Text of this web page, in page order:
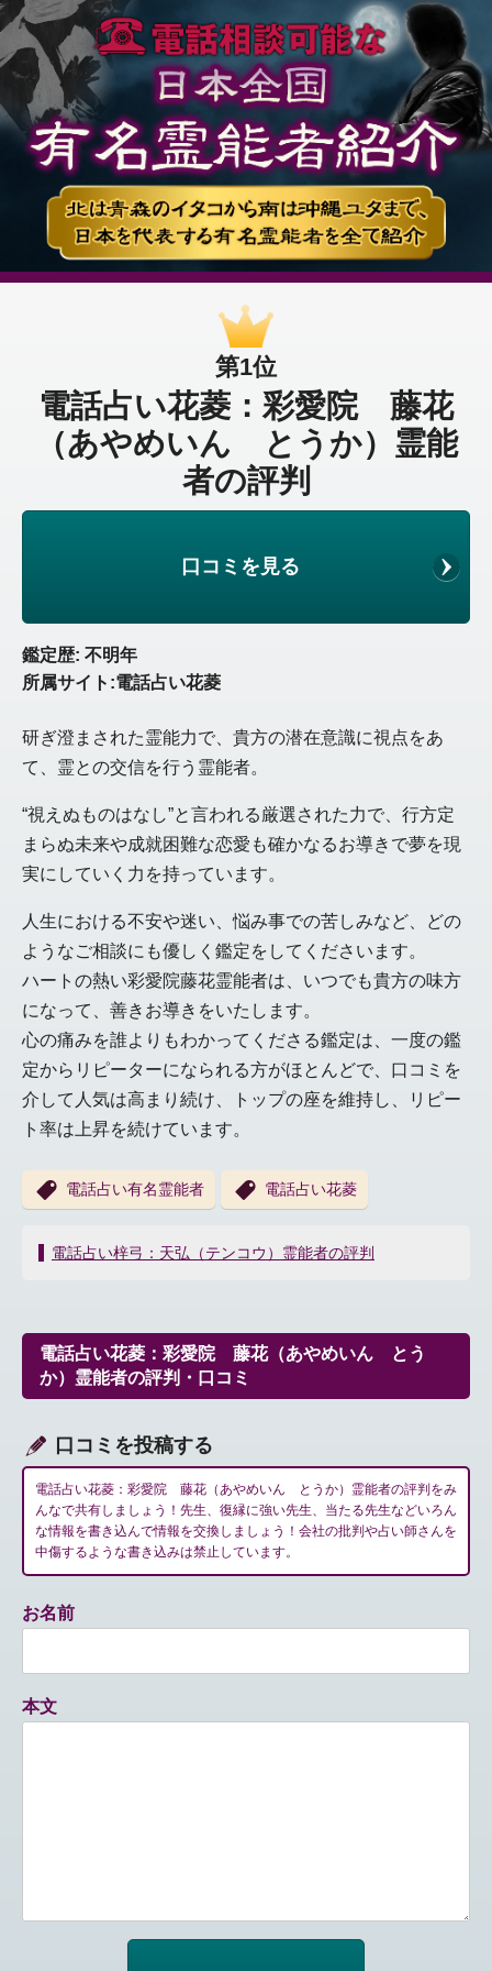
第1位
電話占い花菱：彩愛院 藤花
（あやめいん とうか）霊能
者の評判
口コミを見る
鑑定歴: 不明年
所属サイト:電話占い花菱
研ぎ澄まされた霊能力で、貴方の潜在意識に視点をあ
て、霊との交信を行う霊能者。
“視えぬものはなし”と言われる厳選された力で、行方定
まらぬ未来や成就困難な恋愛も確かなるお導きで夢を現
実にしていく力を持っています。
人生における不安や迷い、悩み事での苦しみなど、どの
ようなご相談にも優しく鑑定をしてくださいます。
ハートの熱い彩愛院藤花霊能者は、いつでも貴方の味方
になって、善きお導きをいたします。
心の痛みを誰よりもわかってくださる鑑定は、一度の鑑
定からリピーターになられる方がほとんどで、口コミを
介して人気は高まり続け、トップの座を維持し、リピー
ト率は上昇を続けています。
電話占い有名霊能者 電話占い花菱
投
ゲ
ー
シ
ン
電話占い梓弓：天弘（テンコウ）霊能者の評判
電話占い花菱：彩愛院 藤花（あやめいん とう
か）霊能者の評判・口コミ
口コミを投稿する
電話占い花菱：彩愛院 藤花（あやめいん とうか）霊能者の評判をみ
んなで共有しましょう！先生、復縁に強い先生、当たる先生などいろん
な情報を書き込んで情報を交換しましょう！会社の批判や占い師さんを
中傷するような書き込みは禁止しています。
お名前
本文